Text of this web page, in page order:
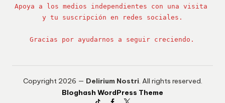
Apoya a los medios independientes con una visita
y tu suscripción en redes sociales.
Gracias por ayudarnos a seguir creciendo.
Copyright 2026 — Delirium Nostri. All rights reserved.
Bloghash WordPress Theme